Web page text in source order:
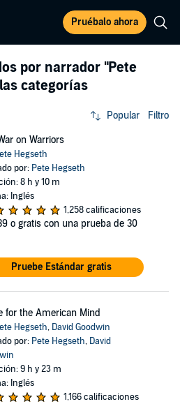
Pruébalo ahora
por narrador "Pete
categorías
Popular Filtro
on Warriors
Hegseth
por: Pete Hegseth
8 h y 10 m
Inglés
1,258 calificaciones
o gratis con una prueba de 30
Pruebe Estándar gratis
for the American Mind
Hegseth, David Goodwin
por: Pete Hegseth, David
9 h y 23 m
Inglés
1,166 calificaciones